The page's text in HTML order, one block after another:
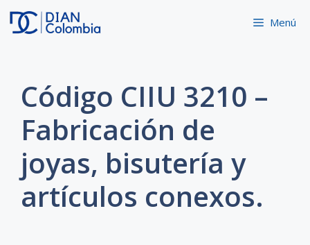
Saltar
Menú
Código CIIU 3210 –
Fabricación de
joyas, bisutería y
artículos conexos.